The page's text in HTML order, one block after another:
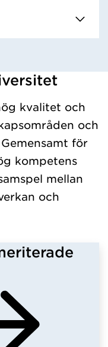
kvalitet och
och
för
kompetens
mellan
och